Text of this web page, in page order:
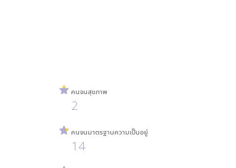
คนจนสุขภาพ
2
คนจนมาตรฐานความเป็นอยู่
14